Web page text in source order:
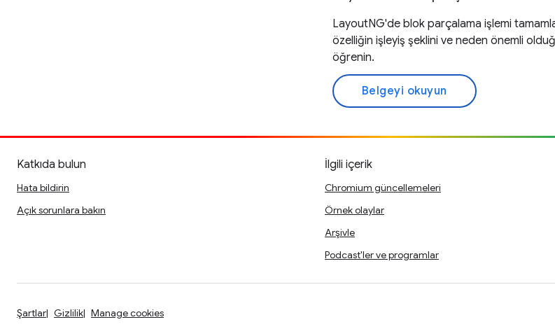
LayoutNG'de blok parçalama işlemi
özelliğin işleyiş şeklini ve neden önemli
öğrenin.
Belgeyi okuyun
Katkıda bulun
Hata bildirin
Açık sorunlara bakın
İlgili içerik
Chromium güncellemeleri
Örnek olaylar
Arşivle
Podcast'ler ve programlar
Şartlar Gizlilik Manage cookies